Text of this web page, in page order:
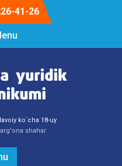
41-26
ko`cha 18-uy
shahar